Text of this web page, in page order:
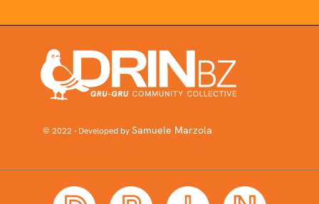
© 2022 - Developed bySamuele Marzola